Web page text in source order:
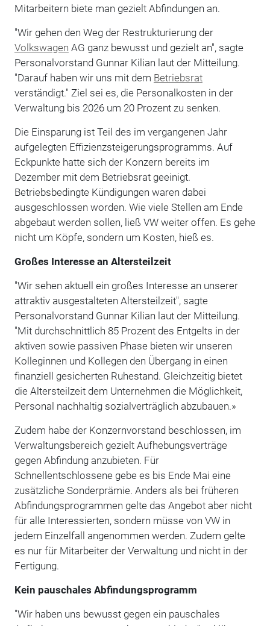
Mitarbeitern biete man gezielt Abfindungen an.
"Wir gehen den Weg der Restrukturierung der
Volkswagen AG ganz bewusst und gezielt an", sagte
Personalvorstand Gunnar Kilian laut der Mitteilung.
"Darauf haben wir uns mit dem Betriebsrat
verständigt." Ziel sei es, die Personalkosten in der
Verwaltung bis 2026 um 20 Prozent zu senken.
Die Einsparung ist Teil des im vergangenen Jahr
aufgelegten Effizienzsteigerungsprogramms. Auf
Eckpunkte hatte sich der Konzern bereits im
Dezember mit dem Betriebsrat geeinigt.
Betriebsbedingte Kündigungen waren dabei
ausgeschlossen worden. Wie viele Stellen am Ende
abgebaut werden sollen, ließ VW weiter offen. Es gehe
nicht um Köpfe, sondern um Kosten, hieß es.
Großes Interesse an Altersteilzeit
"Wir sehen aktuell ein großes Interesse an unserer
attraktiv ausgestalteten Altersteilzeit", sagte
Personalvorstand Gunnar Kilian laut der Mitteilung.
"Mit durchschnittlich 85 Prozent des Entgelts in der
aktiven sowie passiven Phase bieten wir unseren
Kolleginnen und Kollegen den Übergang in einen
finanziell gesicherten Ruhestand. Gleichzeitig bietet
die Altersteilzeit dem Unternehmen die Möglichkeit,
Personal nachhaltig sozialverträglich abzubauen.»
Zudem habe der Konzernvorstand beschlossen, im
Verwaltungsbereich gezielt Aufhebungsverträge
gegen Abfindung anzubieten. Für
Schnellentschlossene gebe es bis Ende Mai eine
zusätzliche Sonderprämie. Anders als bei früheren
Abfindungsprogrammen gelte das Angebot aber nicht
für alle Interessierten, sondern müsse von VW in
jedem Einzelfall angenommen werden. Zudem gelte
es nur für Mitarbeiter der Verwaltung und nicht in der
Fertigung.
Kein pauschales Abfindungsprogramm
"Wir haben uns bewusst gegen ein pauschales